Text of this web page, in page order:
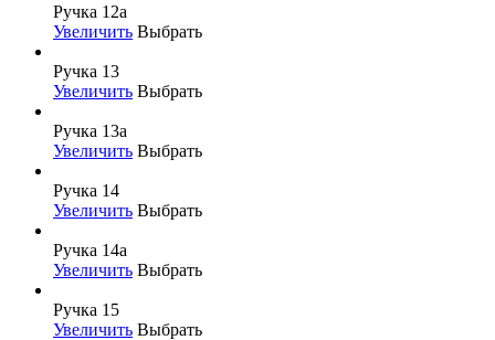
Ручка 12а
Увеличить Выбрать
Ручка 13
Увеличить Выбрать
Ручка 13а
Увеличить Выбрать
Ручка 14
Увеличить Выбрать
Ручка 14а
Увеличить Выбрать
Ручка 15
Увеличить Выбрать